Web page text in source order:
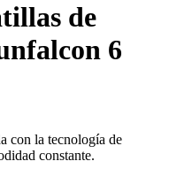
de
6
con la tecnología de
constante.